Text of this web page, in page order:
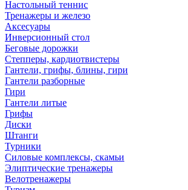
Настольный теннис
Тренажеры и железо
Аксесуары
Инверсионный стол
Беговые дорожки
Степперы, кардиотвистеры
Гантели, грифы, блины, гири
Гантели разборные
Гири
Гантели литые
Грифы
Диски
Штанги
Турники
Силовые комплексы, скамьи
Элиптические тренажеры
Велотренажеры